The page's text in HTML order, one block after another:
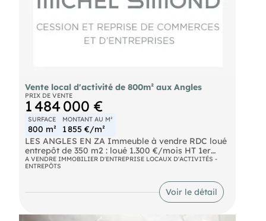
véhicules légers. De nombreuses possibilités
d'extension sont également envisageables.
Vente local d'activité de 800m² aux Angles
PRIX DE VENTE
1 484 000 €
SURFACE
800 m²
MONTANT AU M²
1 855 €/m²
LES ANGLES EN ZA Immeuble à vendre RDC loué
entrepôt de 350 m2 : loué 1.300 €/mois HT 1er
étage : 120 m2 de bureaux à louer (cloisonné de 15
à 25 m2), 230 m2 de bureaux loués, loyer : 2300
€/mois HT Terrain 1250 m2 Cession des murs :
A VENDRE IMMOBILIER D'ENTREPRISE LOCAUX D'ACTIVITÉS -
ENTREPÔTS
Voir le détail